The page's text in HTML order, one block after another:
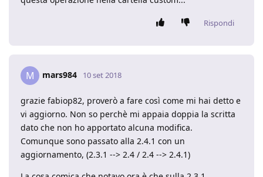
Rispondi
M mars984 10 set 2018
grazie fabiop82, proverò a fare così come mi hai detto e
vi aggiorno. Non so perchè mi appaia doppia la scritta
dato che non ho apportato alcuna modifica.
Comunque sono passato alla 2.4.1 con un
aggiornamento, (2.3.1 --> 2.4 / 2.4 --> 2.4.1)